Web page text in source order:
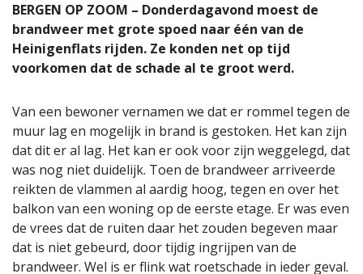
BERGEN OP ZOOM – Donderdagavond moest de
brandweer met grote spoed naar één van de
Heinigenflats rijden. Ze konden net op tijd
voorkomen dat de schade al te groot werd.
Van een bewoner vernamen we dat er rommel tegen de
muur lag en mogelijk in brand is gestoken. Het kan zijn
dat dit er al lag. Het kan er ook voor zijn weggelegd, dat
was nog niet duidelijk. Toen de brandweer arriveerde
reikten de vlammen al aardig hoog, tegen en over het
balkon van een woning op de eerste etage. Er was even
de vrees dat de ruiten daar het zouden begeven maar
dat is niet gebeurd, door tijdig ingrijpen van de
brandweer. Wel is er flink wat roetschade in ieder geval.